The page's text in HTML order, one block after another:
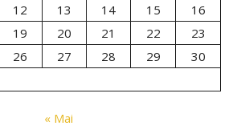
12 13 14 15
16
19 20 21 22
23
26 27 28 29
30
« Mai